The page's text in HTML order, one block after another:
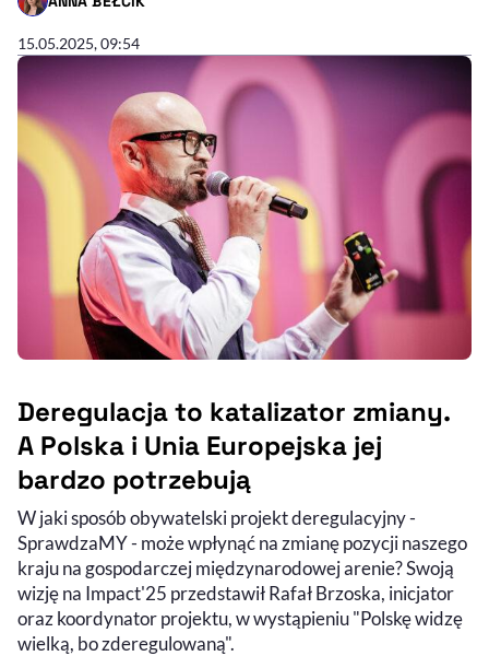
- AUTOR ARTYKUŁU - PROFIL
15.05.2025, 09:54
Deregulacja to katalizator zmiany.
A Polska i Unia Europejska jej
bardzo potrzebują
W jaki sposób obywatelski projekt deregulacyjny -
SprawdzaMY - może wpłynąć na zmianę pozycji naszego
kraju na gospodarczej międzynarodowej arenie? Swoją
wizję na Impact'25 przedstawił Rafał Brzoska, inicjator
oraz koordynator projektu, w wystąpieniu "Polskę widzę
wielką, bo zderegulowaną".